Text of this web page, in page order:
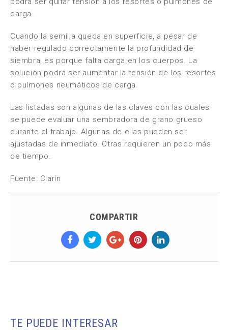
carga.
Cuando la semilla queda en superficie, a pesar de
haber regulado correctamente la profundidad de
siembra, es porque falta carga en los cuerpos. La
solución podrá ser aumentar la tensión de los resortes
o pulmones neumáticos de carga.
Las listadas son algunas de las claves con las cuales
se puede evaluar una sembradora de grano grueso
durante el trabajo. Algunas de ellas pueden ser
ajustadas de inmediato. Otras requieren un poco más
de tiempo.
Fuente: Clarín
COMPARTIR
TE PUEDE INTERESAR